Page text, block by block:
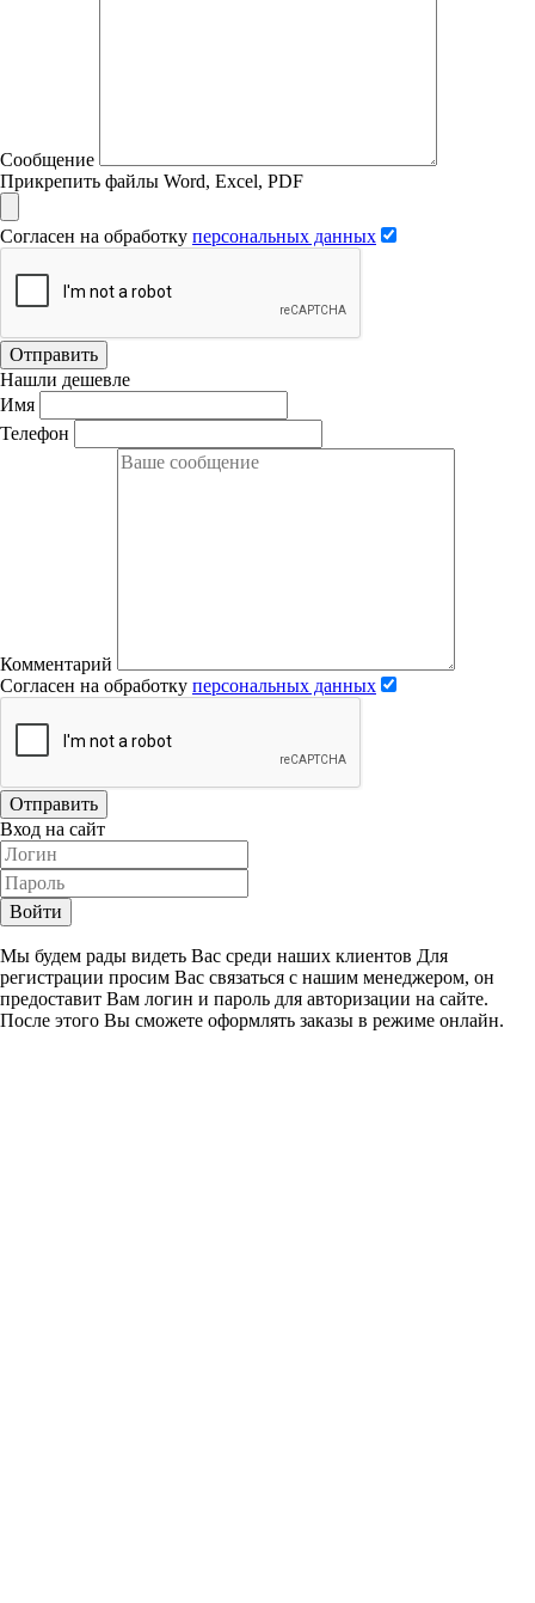
Сообщение
Прикрепить файлы Word, Excel, PDF
Согласен на обработку персональных данных
Отправить
Нашли дешевле
Имя
Телефон
Комментарий
Согласен на обработку персональных данных
Отправить
Вход на сайт
Войти
Мы будем рады видеть Вас среди наших клиентов Для
регистрации просим Вас связаться с нашим менеджером, он
предоставит Вам логин и пароль для авторизации на сайте.
После этого Вы сможете оформлять заказы в режиме онлайн.